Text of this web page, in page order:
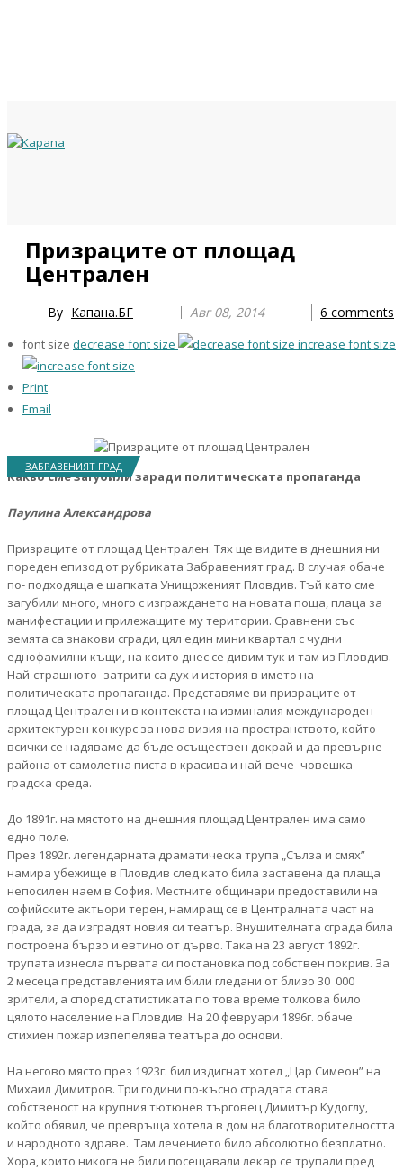
Призраците от площад
Централен
By Капана.БГ Авг 08, 2014 6 comments
font size decrease font size increase font size
Print
Email
ЗАБРАВЕНИЯТ ГРАД
Какво сме загубили заради политическата пропаганда
Паулина Александрова
Призраците от площад Централен. Тях ще видите в днешния ни
пореден епизод от рубриката Забравеният град. В случая обаче
по- подходяща е шапката Унищоженият Пловдив. Тъй като сме
загубили много, много с изграждането на новата поща, плаца за
манифестации и прилежащите му територии. Сравнени със
земята са знакови сгради, цял един мини квартал с чудни
еднофамилни къщи, на които днес се дивим тук и там из Пловдив.
Най-страшното- затрити са дух и история в името на
политическата пропаганда. Представяме ви призраците от
площад Централен и в контекста на изминалия международен
архитектурен конкурс за нова визия на пространството, който
всички се надяваме да бъде осъществен докрай и да превърне
района от самолетна писта в красива и най-вече- човешка
градска среда.
До 1891г. на мястото на днешния площад Централен има само
едно поле.
През 1892г. легендарната драматическа трупа „Сълза и смях”
намира убежище в Пловдив след като била заставена да плаща
непосилен наем в София. Местните общинари предоставили на
софийските актьори терен, намиращ се в Централната част на
града, за да изградят новия си театър. Внушителната сграда била
построена бързо и евтино от дърво. Така на 23 август 1892г.
трупата изнесла първата си постановка под собствен покрив. За
2 месеца представленията им били гледани от близо 30 000
зрители, а според статистиката по това време толкова било
цялото население на Пловдив. На 20 февруари 1896г. обаче
стихиен пожар изпепелява театъра до основи.
На негово място през 1923г. бил издигнат хотел „Цар Симеон” на
Михаил Димитров. Три години по-късно сградата става
собственост на крупния тютюнев търговец Димитър Кудоглу,
който обявил, че превръща хотела в дом на благотворителността
и народното здраве. Там лечението било абсолютно безплатно.
Хора, които никога не били посещавали лекар се трупали пред
Year
Month
Year
Month